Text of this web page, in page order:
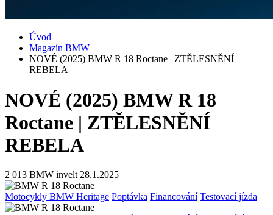
Úvod
Magazín BMW
NOVÉ (2025) BMW R 18 Roctane | ZTĚLESNĚNÍ
REBELA
NOVÉ (2025) BMW R 18
Roctane | ZTĚLESNĚNÍ
REBELA
2 013 BMW invelt 28.1.2025
Motocykly BMW Heritage Poptávka Financování Testovací jízda